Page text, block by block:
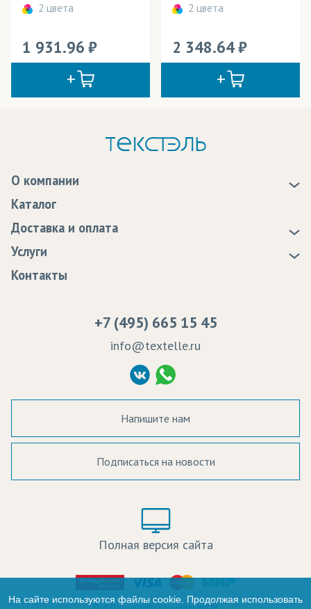
2 цвета
1 931.96
2 цвета
2 348.64
О компании
Статьи
Программа лояльности
Сертификаты качества
Судебные решения
Политика Конфиденциальности
Согласие на обработку ПД
Каталог
Доставка и оплата
Доставка
Оплата
Услуги
Образцы
Контакты
+7 (495) 665 15 45
info@textelle.ru
Напишите нам
Подписаться на новости
Полная версия сайта
Политика конфиденциальности
-
На сайте используются файлы cookie. Продолжая использовать